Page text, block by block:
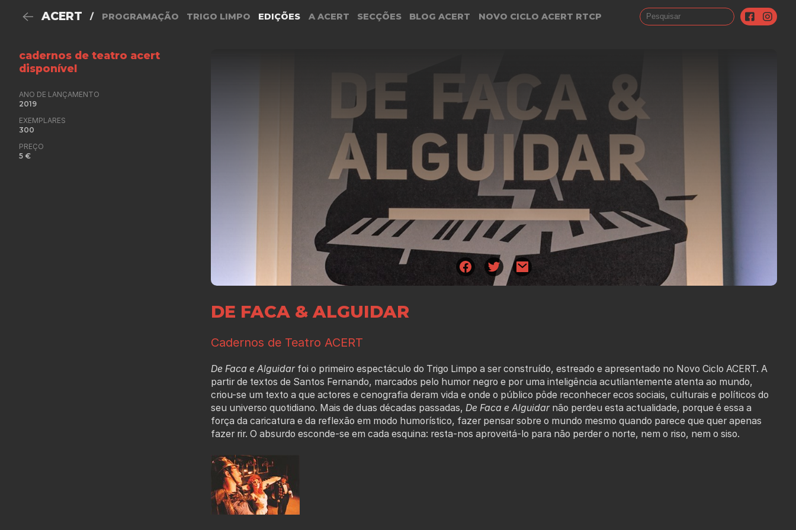
ACERT / PROGRAMAÇÃO TRIGO LIMPO EDIÇÕES A ACERT SECÇÕES BLOG ACERT NOVO CICLO ACERT RTCP
cadernos de teatro acert
disponível
ANO DE LANÇAMENTO
2019
EXEMPLARES
300
PREÇO
5 €
DE FACA & ALGUIDAR
Cadernos de Teatro ACERT
De Faca e Alguidarfoi o primeiro espectáculo do Trigo Limpo a ser construído, estreado e apresentado no Novo Ciclo ACERT. A
partir de textos de Santos Fernando, marcados pelo humor negro e por uma inteligência acutilantemente atenta ao mundo,
criou-se um texto a que actores e cenografia deram vida e onde o público pôde reconhecer ecos sociais, culturais e políticos do
seu universo quotidiano. Mais de duas décadas passadas, De Faca e Alguidarnão perdeu esta actualidade, porque é essa a
força da caricatura e da reflexão em modo humorístico, fazer pensar sobre o mundo mesmo quando parece que quer apenas
fazer rir. O absurdo esconde-se em cada esquina: resta-nos aproveitá-lo para não perder o norte, nem o riso, nem o siso.